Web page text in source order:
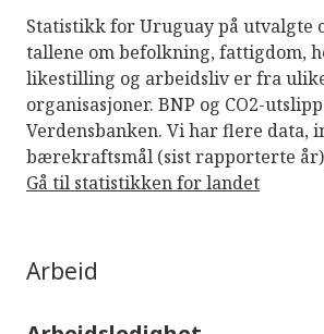
Statistikk for Uruguay på utvalgte
tallene om befolkning, fattigdom,
likestilling og arbeidsliv er fra
organisasjoner. BNP og CO2-
Verdensbanken. Vi har flere data,
bærekraftsmål (sist rapporterte år)
Gå til statistikken for landet
Arbeid